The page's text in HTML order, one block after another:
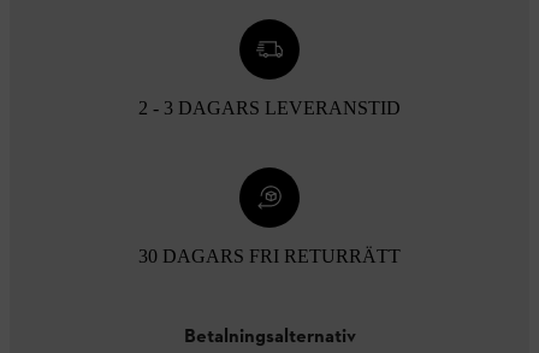
2 - 3 DAGARS LEVERANSTID
30 DAGARS FRI RETURRÄTT
Betalningsalternativ